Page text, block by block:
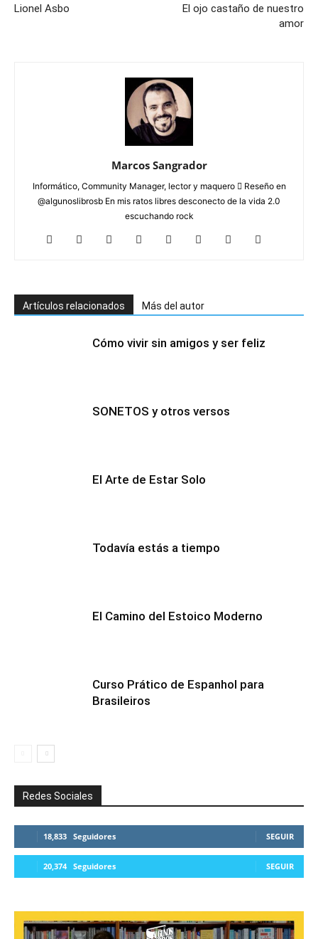
Lionel Asbo
El ojo castaño de nuestro
amor
Marcos Sangrador
Informático, Community Manager, lector y maquero  Reseño en
@algunoslibrosb En mis ratos libres desconecto de la vida 2.0
escuchando rock
Artículos relacionados Más del autor
Cómo vivir sin amigos y ser feliz
SONETOS y otros versos
El Arte de Estar Solo
Todavía estás a tiempo
El Camino del Estoico Moderno
Curso Prático de Espanhol para
Brasileiros
Redes Sociales
18,833 Seguidores SEGUIR
20,374 Seguidores SEGUIR